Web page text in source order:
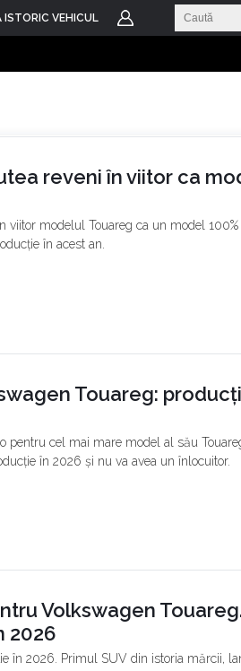
ISTORIC VEHICUL
reveni în viitor ca
modelul Touareg ca un model 100%
în acest an.
Touareg:
pentru cel mai mare model al său
în 2026 și nu va avea un înlocuitor.
Volkswagen
2026
în 2026. Primul SUV din istoria mărcii,